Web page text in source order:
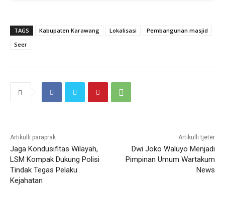
TAGS Kabupaten Karawang Lokalisasi
Pembangunan masjid
Seer
Artikulli paraprak
Jaga Kondusifitas Wilayah,
LSM Kompak Dukung Polisi
Tindak Tegas Pelaku
Kejahatan
Artikulli tjetër
Dwi Joko Waluyo Menjadi
Pimpinan Umum Wartakum
News